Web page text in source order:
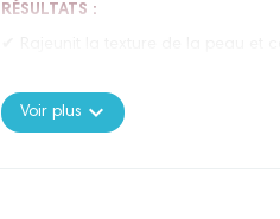
RÉSULTATS :
✔︎ Protège et équilibre
Voir plus expand_more